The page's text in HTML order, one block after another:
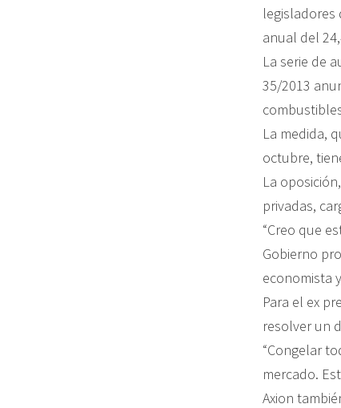
legisladores
anual del
La serie de
35/2013
La medida,
octubre,
La
privadas,
“Creo que
Gobierno
economista
Para el ex
resolver un
“Congelar
mercado.
Axion